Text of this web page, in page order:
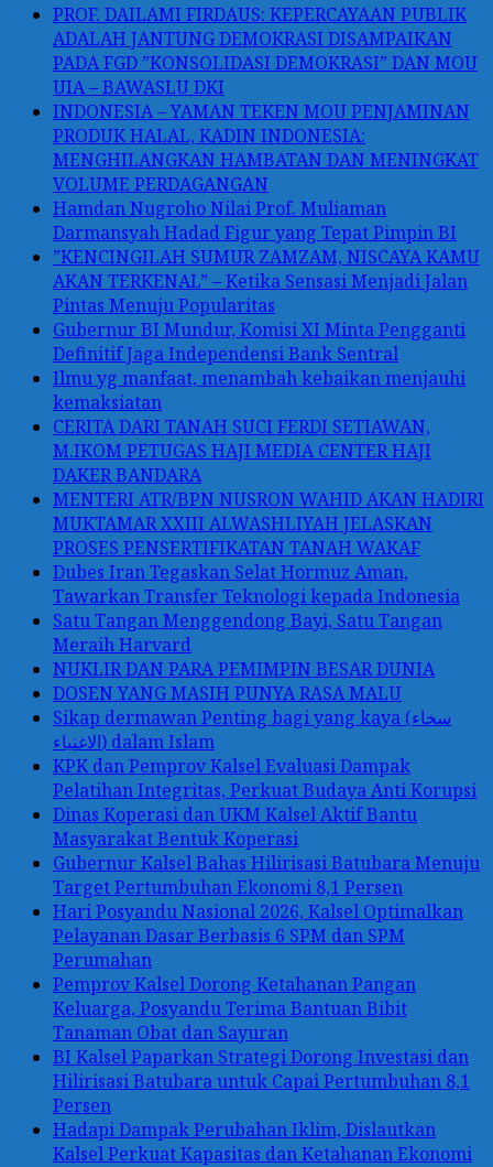
PROF. DAILAMI FIRDAUS: KEPERCAYAAN PUBLIK
ADALAH JANTUNG DEMOKRASI DISAMPAIKAN
PADA FGD ”KONSOLIDASI DEMOKRASI” DAN MOU
UIA – BAWASLU DKI
INDONESIA – YAMAN TEKEN MOU PENJAMINAN
PRODUK HALAL, KADIN INDONESIA:
MENGHILANGKAN HAMBATAN DAN MENINGKAT
VOLUME PERDAGANGAN
Hamdan Nugroho Nilai Prof. Muliaman
Darmansyah Hadad Figur yang Tepat Pimpin BI
”KENCINGILAH SUMUR ZAMZAM, NISCAYA KAMU
AKAN TERKENAL” – Ketika Sensasi Menjadi Jalan
Pintas Menuju Popularitas
Gubernur BI Mundur, Komisi XI Minta Pengganti
Definitif Jaga Independensi Bank Sentral
Ilmu yg manfaat, menambah kebaikan menjauhi
kemaksiatan
CERITA DARI TANAH SUCI FERDI SETIAWAN,
M.IKOM PETUGAS HAJI MEDIA CENTER HAJI
DAKER BANDARA
MENTERI ATR/BPN NUSRON WAHID AKAN HADIRI
MUKTAMAR XXIII ALWASHLIYAH JELASKAN
PROSES PENSERTIFIKATAN TANAH WAKAF
Dubes Iran Tegaskan Selat Hormuz Aman,
Tawarkan Transfer Teknologi kepada Indonesia
Satu Tangan Menggendong Bayi, Satu Tangan
Meraih Harvard
NUKLIR DAN PARA PEMIMPIN BESAR DUNIA
DOSEN YANG MASIH PUNYA RASA MALU
Sikap dermawan Penting bagi yang kaya (سخاء
الاغنياء) dalam Islam
KPK dan Pemprov Kalsel Evaluasi Dampak
Pelatihan Integritas, Perkuat Budaya Anti Korupsi
Dinas Koperasi dan UKM Kalsel Aktif Bantu
Masyarakat Bentuk Koperasi
Gubernur Kalsel Bahas Hilirisasi Batubara Menuju
Target Pertumbuhan Ekonomi 8,1 Persen
Hari Posyandu Nasional 2026, Kalsel Optimalkan
Pelayanan Dasar Berbasis 6 SPM dan SPM
Perumahan
Pemprov Kalsel Dorong Ketahanan Pangan
Keluarga, Posyandu Terima Bantuan Bibit
Tanaman Obat dan Sayuran
BI Kalsel Paparkan Strategi Dorong Investasi dan
Hilirisasi Batubara untuk Capai Pertumbuhan 8,1
Persen
Hadapi Dampak Perubahan Iklim, Dislautkan
Kalsel Perkuat Kapasitas dan Ketahanan Ekonomi